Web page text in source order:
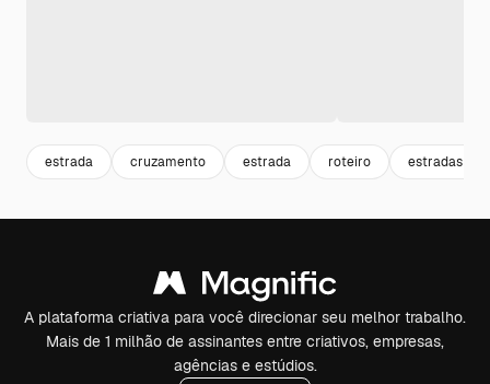
estrada cruzamento estrada roteiro estradas
A plataforma criativa para você direcionar seu melhor trabalho.
Mais de 1 milhão de assinantes entre criativos, empresas,
agências e estúdios.